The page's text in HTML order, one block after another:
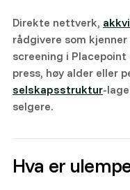
Direkte nettverk,
rådgivere som
screening i
press, høy alder eller
selskapsstruktur-
selgere.
Hva er